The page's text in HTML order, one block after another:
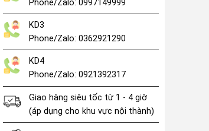
Phone/Zalo: 0997149999
KD3
Phone/Zalo: 0362921290
KD4
Phone/Zalo: 0921392317
Giao hàng siêu tốc từ 1 - 4 giờ
(áp dụng cho khu vực nội thành)